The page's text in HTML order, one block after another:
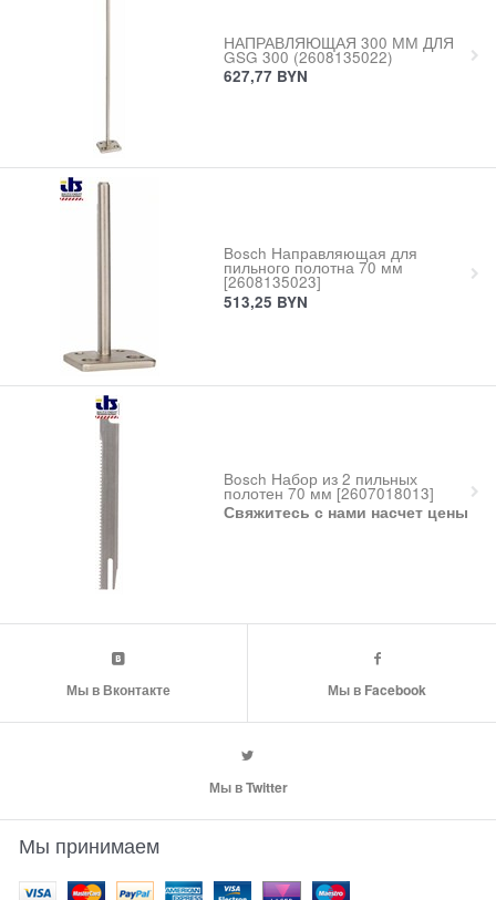
НАПРАВЛЯЮЩАЯ 300 ММ ДЛЯ
GSG 300 (2608135022)
627,77 BYN
Bosch Направляющая для
пильного полотна 70 мм
[2608135023]
513,25 BYN
Bosch Набор из 2 пильных
полотен 70 мм [2607018013]
Свяжитесь с нами насчет цены
Мы в Вконтакте Мы в Facebook
Мы в Twitter
Мы принимаем